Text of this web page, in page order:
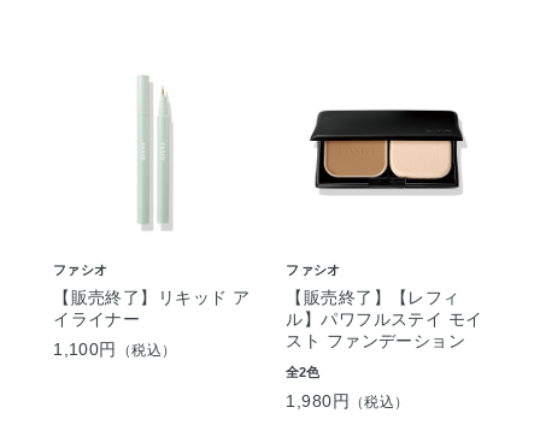
ファシオ
【販売終了】リキッド ア
イライナー
1,100円
（税込）
ファシオ
【販売終了】【レフィ
ル】パワフルステイ モイ
スト ファンデーション
全2色
1,980円 （税込）